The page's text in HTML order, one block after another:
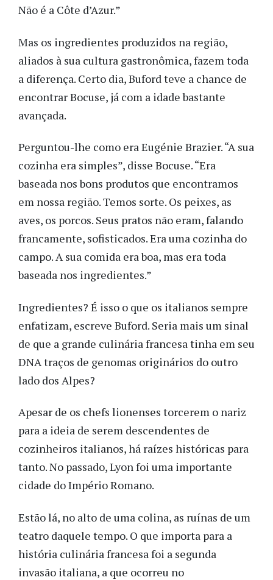
Não é a Côte d’Azur.”
Mas os ingredientes produzidos na região,
aliados à sua cultura gastronômica, fazem toda
a diferença. Certo dia, Buford teve a chance de
encontrar Bocuse, já com a idade bastante
avançada.
Perguntou-lhe como era Eugénie Brazier. “A sua
cozinha era simples”, disse Bocuse. “Era
baseada nos bons produtos que encontramos
em nossa região. Temos sorte. Os peixes, as
aves, os porcos. Seus pratos não eram, falando
francamente, sofisticados. Era uma cozinha do
campo. A sua comida era boa, mas era toda
baseada nos ingredientes.”
Ingredientes? É isso o que os italianos sempre
enfatizam, escreve Buford. Seria mais um sinal
de que a grande culinária francesa tinha em seu
DNA traços de genomas originários do outro
lado dos Alpes?
Apesar de os chefs lionenses torcerem o nariz
para a ideia de serem descendentes de
cozinheiros italianos, há raízes históricas para
tanto. No passado, Lyon foi uma importante
cidade do Império Romano.
Estão lá, no alto de uma colina, as ruínas de um
teatro daquele tempo. O que importa para a
história culinária francesa foi a segunda
invasão italiana, a que ocorreu no